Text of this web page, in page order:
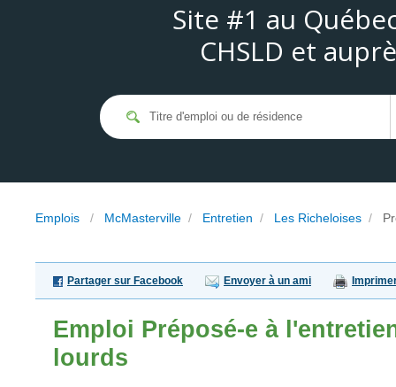
Site #1 au
CHSLD et
Emplois / McMasterville / Entretien / Les Richeloises /
Partager sur Facebook Envoyer à un ami
Emploi Préposé-e à
lourds